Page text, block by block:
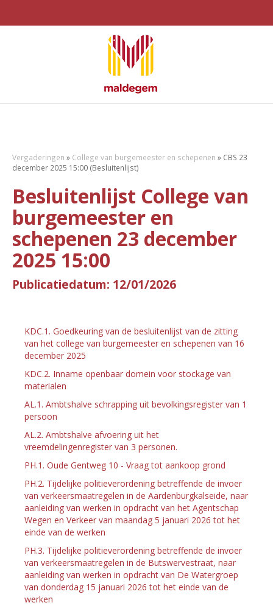
Vergaderingen » College van burgemeester en schepenen » CBS 23
december 2025 15:00 (Besluitenlijst)
Besluitenlijst College van
burgemeester en
schepenen 23 december
2025 15:00
Publicatiedatum: 12/01/2026
KDC.1. Goedkeuring van de besluitenlijst van de zitting
van het college van burgemeester en schepenen van 16
december 2025
KDC.2. Inname openbaar domein voor stockage van
materialen
AL.1. Ambtshalve schrapping uit bevolkingsregister van 1
persoon
AL.2. Ambtshalve afvoering uit het
vreemdelingenregister van 3 personen.
PH.1. Oude Gentweg 10 - Vraag tot aankoop grond
PH.2. Tijdelijke politieverordening betreffende de invoer
van verkeersmaatregelen in de Aardenburgkalseide, naar
aanleiding van werken in opdracht van het Agentschap
Wegen en Verkeer van maandag 5 januari 2026 tot het
einde van de werken
PH.3. Tijdelijke politieverordening betreffende de invoer
van verkeersmaatregelen in de Butswervestraat, naar
aanleiding van werken in opdracht van De Watergroep
van donderdag 15 januari 2026 tot het einde van de
werken